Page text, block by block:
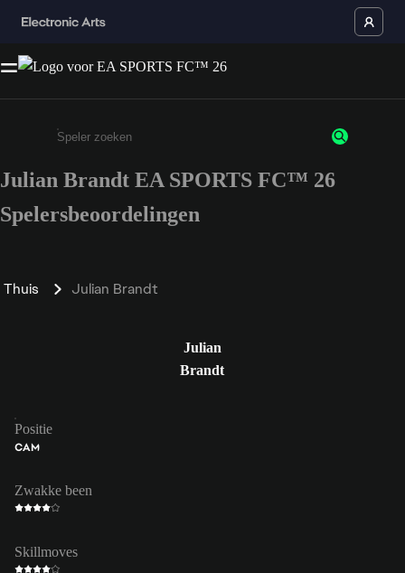
Enter a minimum of 3 characters or numbers
Julian Brandt EA SPORTS FC™ 26
Spelersbeoordelingen
Thuis Julian Brandt
Julian
Brandt
Positie
CAM
Zwakke been
Skillmoves